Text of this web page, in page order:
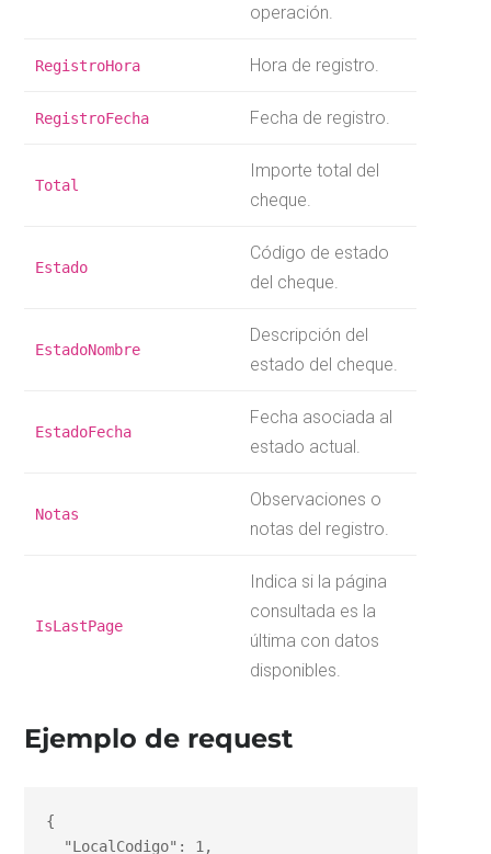
operación.
RegistroHora Hora de registro.
RegistroFecha Fecha de registro.
Total
Importe total del
cheque.
Estado
Código de estado
del cheque.
EstadoNombre
Descripción del
estado del cheque.
EstadoFecha
Fecha asociada al
estado actual.
Notas
Observaciones o
notas del registro.
IsLastPage
Indica si la página
consultada es la
última con datos
disponibles.
Ejemplo de request
{